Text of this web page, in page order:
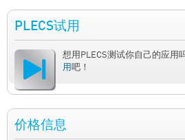
PLECS试用
想用PLECS测试你自己的应用
用吧！
价格信息